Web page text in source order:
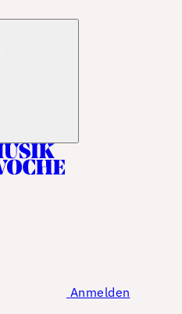
Anmelden